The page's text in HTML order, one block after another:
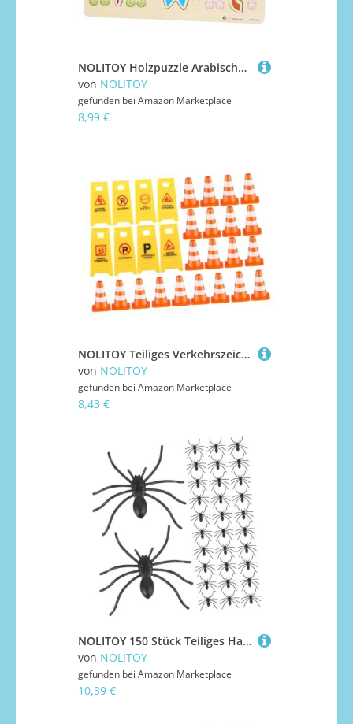
NOLITOY Holzpuzzle Arabisches Alphabet Lernspielzeug für Jungen und Mädchen Ab Jahren Robustes Verschleißfestes Holzspiel Fördert Kreativität Kognitive Fähigkeiten und Hand Auge
von NOLITOY
gefunden bei Amazon Marketplace
8,99 €
NOLITOY Teiliges Verkehrszeichen Spielset mit Leuchtenden Warnschildern und Orangen Abnehmbare Mini Verkehrsschilder für Fantasievolles und Spielerisches Lernen der Verkehrssicherheit
von NOLITOY
gefunden bei Amazon Marketplace
8,43 €
NOLITOY 150 Stück Teiliges Halloween Fake Spider Realistisch Lange Beine Gruselige Kunststoff Spinnen Deko für Halloweenpartys Streiche und Haunted House Wiederverwendbar Kompakt für
von NOLITOY
gefunden bei Amazon Marketplace
10,39 €